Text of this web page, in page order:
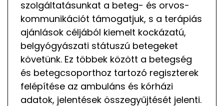
szolgáltatásunkat a beteg- és orvos-
kommunikációt támogatjuk, s a terápiás
ajánlások céljából kiemelt kockázatú,
belgyógyászati státuszú betegeket
követünk. Ez többek között a betegség
és betegcsoporthoz tartozó regiszterek
felépítése az ambuláns és kórházi
adatok, jelentések összegyűjtését jelenti.